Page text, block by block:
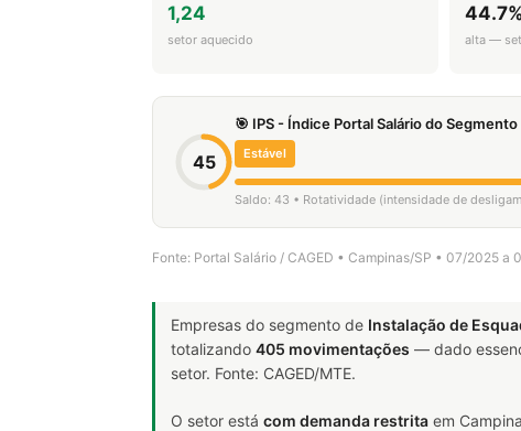
1,24
setor aquecido alta —
45
🎯 IPS - Índice Portal Salário do Segmento
Estável
Saldo: 43 • Rotatividade (intensidade de
Fonte: Portal Salário / CAGED • Campinas/SP • 07/2025 a
Empresas do segmento de Instalação de
totalizando 405 movimentações — dado
setor. Fonte: CAGED/MTE.
O setor está com demanda restrita em